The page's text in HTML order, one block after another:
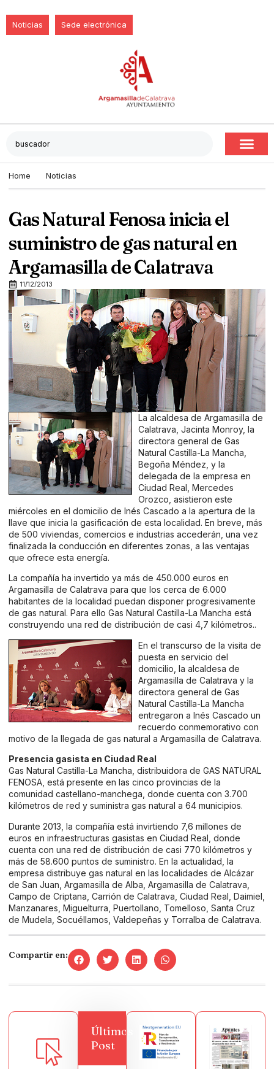
Noticias Sede electrónica
Home Noticias
Gas Natural Fenosa inicia el
suministro de gas natural en
Argamasilla de Calatrava
11/12/2013
La alcaldesa de Argamasilla de
Calatrava, Jacinta Monroy, la
directora general de Gas
Natural Castilla-La Mancha,
Begoña Méndez, y la
delegada de la empresa en
Ciudad Real, Mercedes
Orozco, asistieron este
miércoles en el domicilio de Inés Cascado a la apertura de la
llave que inicia la gasificación de esta localidad. En breve, más
de 500 viviendas, comercios e industrias accederán, una vez
finalizada la conducción en diferentes zonas, a las ventajas
que ofrece esta energía.
La compañía ha invertido ya más de 450.000 euros en
Argamasilla de Calatrava para que los cerca de 6.000
habitantes de la localidad puedan disponer progresivamente
de gas natural. Para ello Gas Natural Castilla-La Mancha está
construyendo una red de distribución de casi 4,7 kilómetros..
En el transcurso de la visita de
puesta en servicio del
domicilio, la alcaldesa de
Argamasilla de Calatrava y la
directora general de Gas
Natural Castilla-La Mancha
entregaron a Inés Cascado un
recuerdo conmemorativo con
motivo de la llegada de gas natural a Argamasilla de Calatrava.
Presencia gasista en Ciudad Real
Gas Natural Castilla-La Mancha, distribuidora de GAS NATURAL
FENOSA, está presente en las cinco provincias de la
comunidad castellano-manchega, donde cuenta con 3.700
kilómetros de red y suministra gas natural a 64 municipios.
Durante 2013, la compañía está invirtiendo 7,6 millones de
euros en infraestructuras gasistas en Ciudad Real, donde
cuenta con una red de distribución de casi 770 kilómetros y
más de 58.600 puntos de suministro. En la actualidad, la
empresa distribuye gas natural en las localidades de Alcázar
de San Juan, Argamasilla de Alba, Argamasilla de Calatrava,
Campo de Criptana, Carrión de Calatrava, Ciudad Real, Daimiel,
Manzanares, Miguelturra, Puertollano, Tomelloso, Santa Cruz
de Mudela, Socuéllamos, Valdepeñas y Torralba de Calatrava.
Compartir en:
Últimos
Post